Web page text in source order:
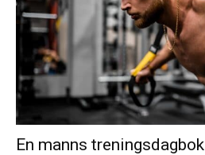
En manns treningsdagbok